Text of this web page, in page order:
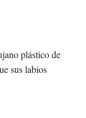
plástico de
sus labios